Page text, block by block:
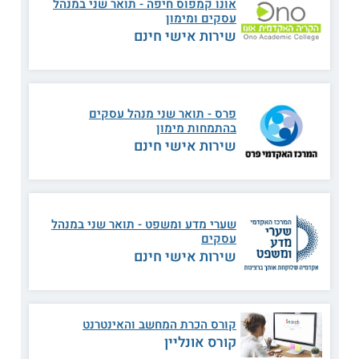
אמצעים לגידור סיכונים מימון בין לאומי
ואופציות
בקרה ניהולית
מדידת ביצועים בתיק
השקעות
ניתוח ניירות ערך
ועוד
סגל הוראה
אונו קמפוס חיפה - תואר שני במנהל
עסקים ומימון
שירות אישי חינם
פרס - תואר שני מנהל עסקים
בהתמחות מימון
שירות אישי חינם
שערי מדע ומשפט - תואר שני במנהל
עסקים
שירות אישי חינם
קורס הכרת המחשב והאינטרנט
קורס אונליין